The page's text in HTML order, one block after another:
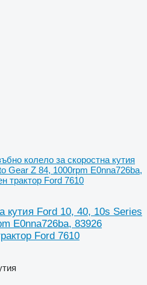
колело за скоростна кутия
Gear Z 84, 1000rpm E0nna726ba,
трактор Ford 7610
кутия Ford 10, 40, 10s Series
E0nna726ba, 83926
Ford 7610